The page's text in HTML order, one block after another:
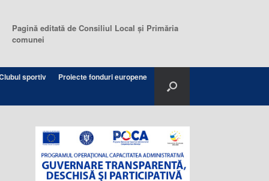
Pagină editată de Consiliul Local şi Primăria
comunei
sportiv
Proiecte fonduri europene